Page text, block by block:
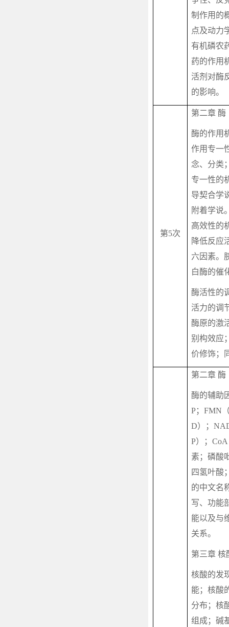
制作用的
点及动力
有机磷农
药的作用
活剂对酶
的影响。
第5次
第二章 酶
酶的作用
作用专一
念、分类
专一性的
导契合学
附着学说
高效性的
降低反应
六因素。
白酶的催
酶活性的
活力的调
酶原的激
别构效应
价修饰；
第二章 酶
酶的辅助
P； FMN
D）；
P）； CoA
素；磷酸
四氢叶酸
的中文名
写、功能
能以及与
关系。
第三章 核
核酸的发
能；核酸
分布；核
组成；碱